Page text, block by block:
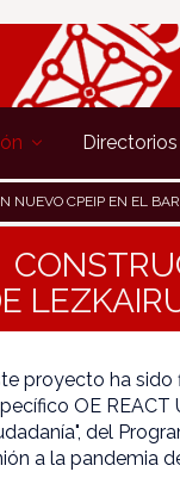
Directorios
EN EL BARRIO DEL SOTO DE LEZKAIRU
proyecto ha sido
OE REACT
del
a la pandemia